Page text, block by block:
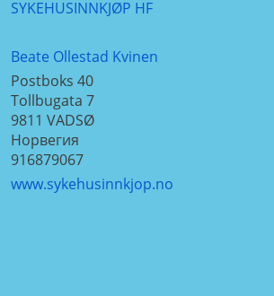
SYKEHUSINNKJØP HF
Beate Ollestad Kvinen
Postboks 40
Tollbugata 7
9811 VADSØ
Норвегия
916879067
www.sykehusinnkjop.no